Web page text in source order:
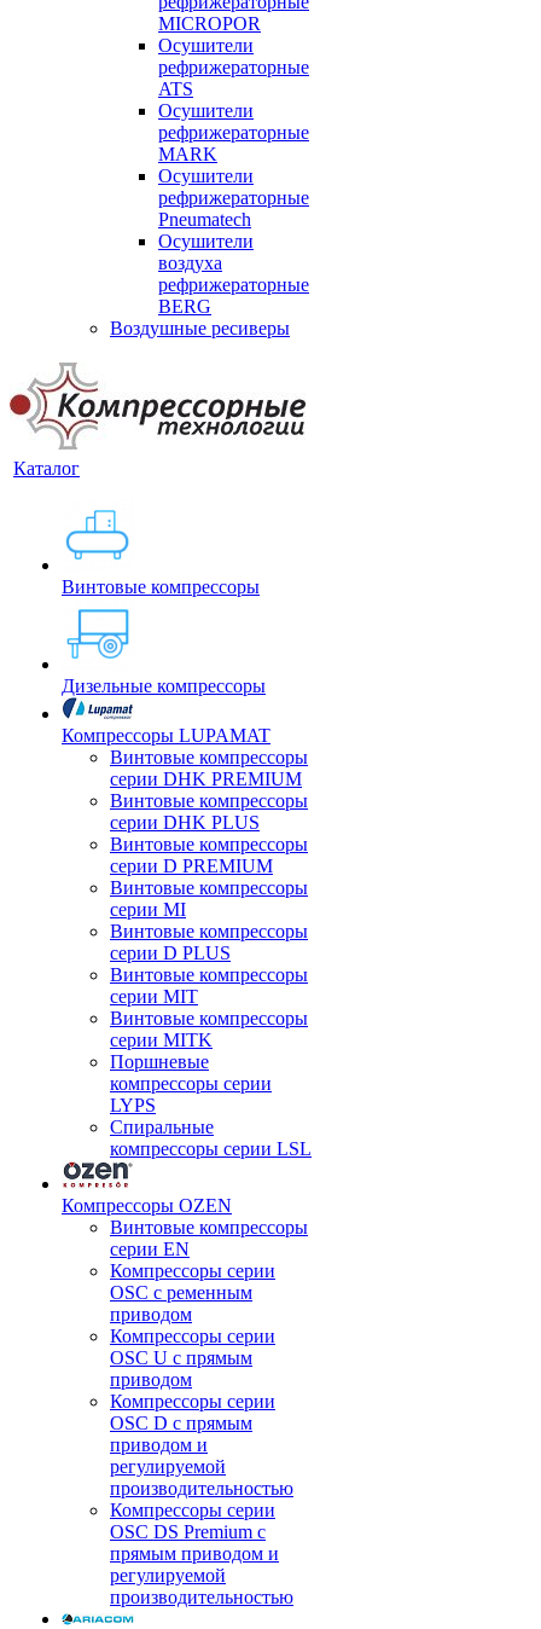
MICROPOR
Осушители
рефрижераторные
ATS
Осушители
рефрижераторные
MARK
Осушители
рефрижераторные
Pneumatech
Осушители
воздуха
рефрижераторные
BERG
Воздушные ресиверы
Каталог
Винтовые компрессоры
Дизельные компрессоры
Компрессоры LUPAMAT
Винтовые компрессоры
серии DHK PREMIUM
Винтовые компрессоры
серии DHK PLUS
Винтовые компрессоры
серии D PREMIUM
Винтовые компрессоры
серии MI
Винтовые компрессоры
серии D PLUS
Винтовые компрессоры
серии MIT
Винтовые компрессоры
серии MITK
Поршневые
компрессоры серии
LYPS
Спиральные
компрессоры серии LSL
Компрессоры OZEN
Винтовые компрессоры
серии EN
Компрессоры серии
OSC с ременным
приводом
Компрессоры серии
OSC U с прямым
приводом
Компрессоры серии
OSC D с прямым
приводом и
регулируемой
производительностью
Компрессоры серии
OSC DS Premium с
прямым приводом и
регулируемой
производительностью